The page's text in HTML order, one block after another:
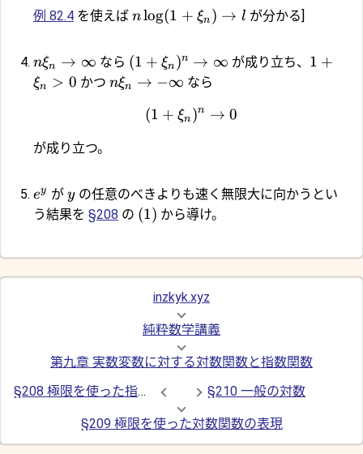
例 82.4 を使えば nlog(1 + ξn ) → l が分かる]
nξn → ∞ なら (1 + ξn )n → ∞ が成り立ち、 1 +
ξn > 0 かつ nξn → −∞ なら
(1 + ξn )n → 0
が成り立つ。
ey が yの任意のべきよりも速く無限大に向かうとい
う結果を §208 の (1) から導け。
inzkyk.xyz
純粋数学講義
第九章 実数変数に対する対数関数と指数関数
§208 極限を使った指数関数の表現
§210 一般の対数
§209 極限を使った対数関数の表現